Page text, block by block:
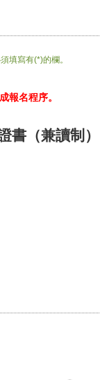
填寫有(*)的欄。
報名程序。
書（兼讀制）